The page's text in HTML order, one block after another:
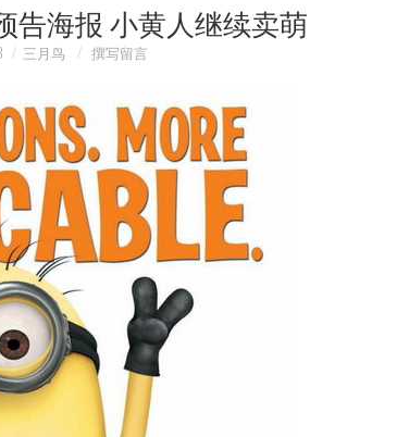
告海报 小黄人继续卖萌
三月鸟 撰写留言